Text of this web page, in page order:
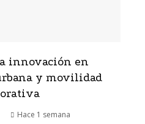
innovación en
y movilidad
Hace 1 semana